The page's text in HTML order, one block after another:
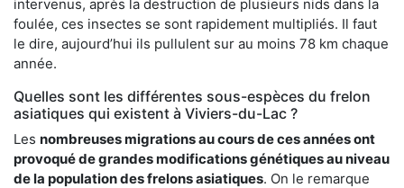
intervenus, après la destruction de plusieurs nids dans la
foulée, ces insectes se sont rapidement multipliés. Il faut
le dire, aujourd’hui ils pullulent sur au moins 78 km chaque
année.
Quelles sont les différentes sous-espèces du frelon
asiatiques qui existent à Viviers-du-Lac ?
Les nombreuses migrations au cours de ces années ont
provoqué de grandes modifications génétiques au niveau
de la population des frelons asiatiques. On le remarque